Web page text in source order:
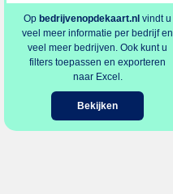
Op bedrijvenopdekaart.nl vindt u
veel meer informatie per bedrijf en
veel meer bedrijven. Ook kunt u
filters toepassen en exporteren
naar Excel.
Bekijken